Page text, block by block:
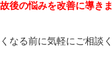
後の悩みを改善に導きま
なる前に気軽にご相談く